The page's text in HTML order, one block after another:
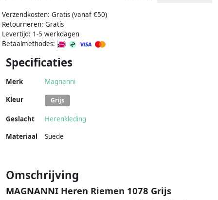
Verzendkosten: Gratis (vanaf €50)
Retourneren: Gratis
Levertijd: 1-5 werkdagen
Betaalmethodes:
Specificaties
Merk Magnanni
Kleur Grijs
Geslacht
Herenkleding
Materiaal
Suede
Omschrijving
MAGNANNI Heren Riemen 1078 Grijs